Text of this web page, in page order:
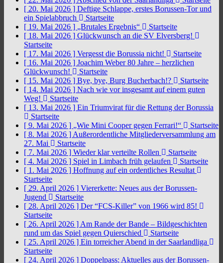
[ 20. Mai 2026 ] Deftige Schlappe, erstes Borussen-Tor und
ein Spielabbruch
Startseite
[ 19. Mai 2026 ] „Brutales Ergebnis“
Startseite
[ 18. Mai 2026 ] Glückwunsch an die SV Elversberg!
Startseite
[ 17. Mai 2026 ] Vergesst die Borussia nicht!
Startseite
[ 16. Mai 2026 ] Joachim Weber 80 Jahre – herzlichen
Glückwunsch!
Startseite
[ 15. Mai 2026 ] Bye, bye, Burg Bucherbach!?
Startseite
[ 14. Mai 2026 ] Nach wie vor insgesamt auf einem guten
Weg!
Startseite
[ 13. Mai 2026 ] Ein Triumvirat für die Rettung der Borussia
Startseite
[ 9. Mai 2026 ] „Wie Mini Cooper gegen Ferrari!“
Startseite
[ 8. Mai 2026 ] Außerordentliche Mitgliederversammlung am
27. Mai
Startseite
[ 7. Mai 2026 ] Wieder klar verteilte Rollen
Startseite
[ 4. Mai 2026 ] Spiel in Limbach früh gelaufen
Startseite
[ 1. Mai 2026 ] Hoffnung auf ein ordentliches Resultat
Startseite
[ 29. April 2026 ] Viererkette: Neues aus der Borussen-
Jugend
Startseite
[ 28. April 2026 ] Der “FCS-Killer” von 1966 wird 85!
Startseite
[ 26. April 2026 ] Am Rande der Bande – Bildgeschichten
rund um das Spiel gegen Quierschied
Startseite
[ 25. April 2026 ] Ein torreicher Abend in der Saarlandliga
Startseite
[ 24. April 2026 ] Doppelpass: Aktuelles aus der Borussen-